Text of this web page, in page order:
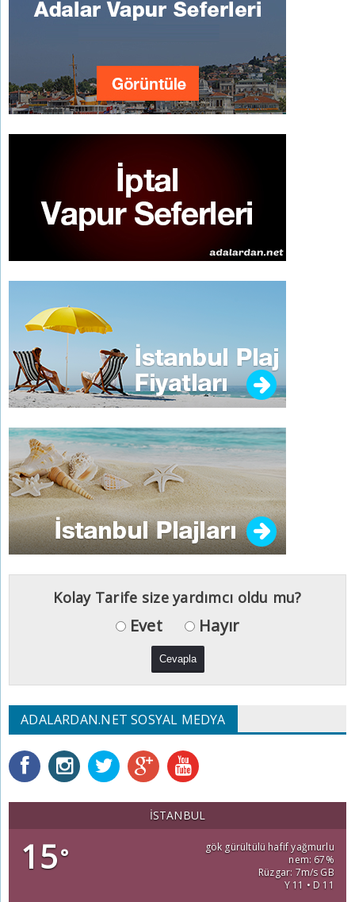
Kolay Tarife size yardımcı oldu mu?
Evet Hayır
ADALARDAN.NET SOSYAL MEDYA
İSTANBUL
15°
gök gürültülü hafif yağmurlu
nem: 67%
Rüzgar: 7m/s GB
Y 11 • D 11